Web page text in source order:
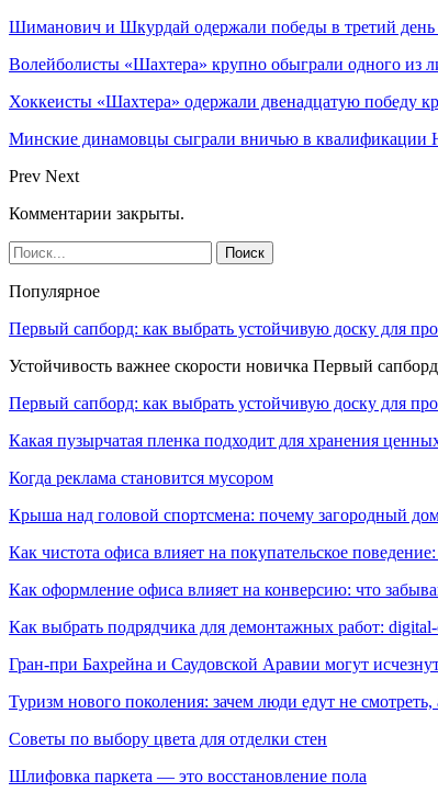
Шиманович и Шкурдай одержали победы в третий
Волейболисты «Шахтера» крупно обыграли одного из
Хоккеисты «Шахтера» одержали двенадцатую победу
Минские динамовцы сыграли вничью в
Prev Next
Комментарии закрыты.
Популярное
Первый сапборд: как выбрать устойчивую доску для
Устойчивость важнее скорости новичка Первый
Первый сапборд: как выбрать устойчивую доску для
Какая пузырчатая пленка подходит для хранения
Когда реклама становится мусором
Крыша над головой спортсмена: почему загородный
Как чистота офиса влияет на покупательское
Как оформление офиса влияет на конверсию: что
Как выбрать подрядчика для демонтажных работ:
Гран-при Бахрейна и Саудовской Аравии могут
Туризм нового поколения: зачем люди едут не
Советы по выбору цвета для отделки стен
Шлифовка паркета — это восстановление пола